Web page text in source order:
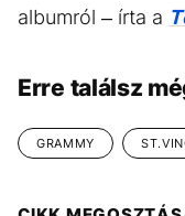
albumról – írta a
Erre találsz
GRAMMY